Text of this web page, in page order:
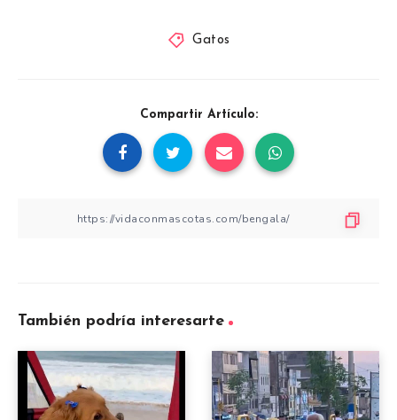
Gatos
Compartir Artículo:
También podría interesarte